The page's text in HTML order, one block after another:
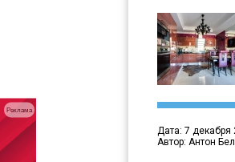
Дата: 7 декабря
Автор: Антон
Реклама